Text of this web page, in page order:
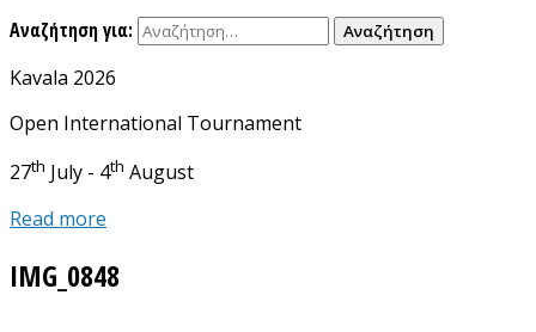
Αναζήτηση για:
Kavala 2026
Open International Tournament
27th July - 4th August
Read more
IMG_0848